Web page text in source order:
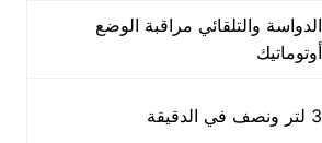
الدواسة والتلقائي مراقبة الوضع
أوتوماتيك
3 لتر ونصف في الدقيقة